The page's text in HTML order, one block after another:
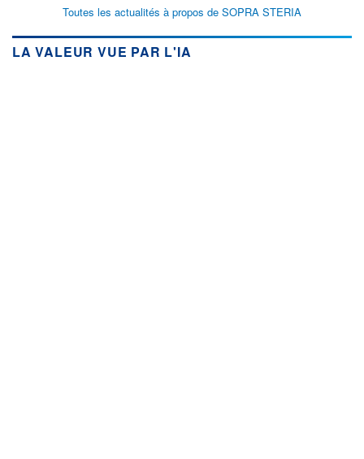
Toutes les actualités à propos de SOPRA STERIA
LA VALEUR VUE PAR L'IA